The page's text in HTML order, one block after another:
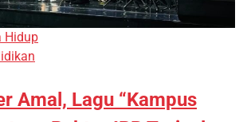
Hidup
Amal, Lagu “Kampus